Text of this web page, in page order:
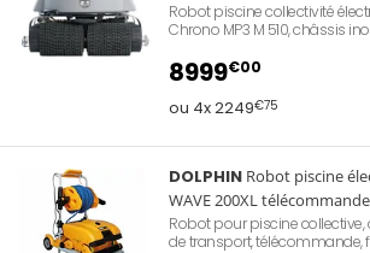
Robot piscine collectivité
Chrono MP3 M 510, châssis
avec gyroscope et capteurs
50 m³/h, câble auto-flottant
sans fil 8 fonctions, écran
programmes auto, brosses
8999€00
ou 4x 2249€75
DOLPHIN Robot piscine
WAVE 200XL
Robot pour piscine
de transport, télécommande,